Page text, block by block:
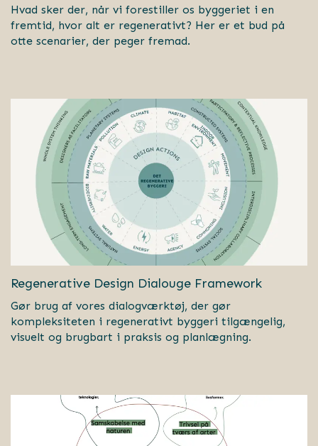
Hvad sker der, når vi forestiller os byggeriet i en
fremtid, hvor alt er regenerativt? Her er et bud på
otte scenarier, der peger fremad.
Regenerative Design Dialouge Framework
Gør brug af vores dialogværktøj, der gør
kompleksiteten i regenerativt byggeri tilgængelig,
visuelt og brugbart i praksis og planlægning.